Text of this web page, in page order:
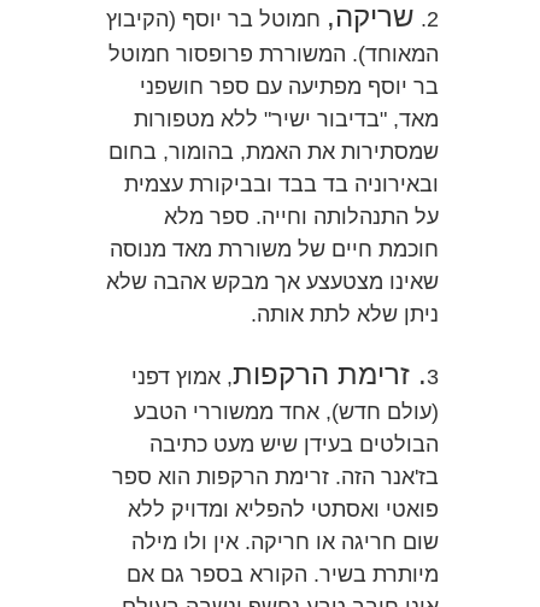
2. שריקה, חמוטל בר יוסף (הקיבוץ
המאוחד). המשוררת פרופסור חמוטל
בר יוסף מפתיעה עם ספר חושפני
מאד, "בדיבור ישיר" ללא מטפורות
שמסתירות את האמת, בהומור, בחום
ובאירוניה בד בבד ובביקורת עצמית
על התנהלותה וחייה. ספר מלא
חוכמת חיים של משוררת מאד מנוסה
שאינו מצטעצע אך מבקש אהבה שלא
ניתן שלא לתת אותה.
3. זרימת הרקפות, אמוץ דפני
(עולם חדש), אחד ממשוררי הטבע
הבולטים בעידן שיש מעט כתיבה
בז'אנר הזה. זרימת הרקפות הוא ספר
פואטי ואסתטי להפליא ומדויק ללא
שום חריגה או חריקה. אין ולו מילה
מיותרת בשיר. הקורא בספר גם אם